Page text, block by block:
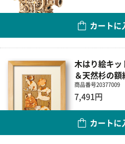
カートに
木はり絵キッ
＆天然杉の額
商品番号20377009
7,491円
カートに